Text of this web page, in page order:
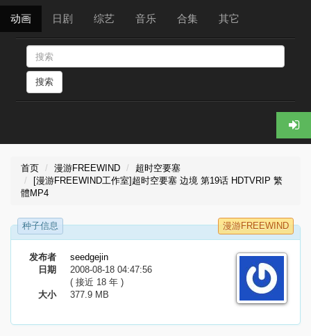
动画 日剧 综艺 音乐 合集 其它
搜索
首页 漫游FREEWIND
超时空要塞
[漫游FREEWIND工作室]超时空要塞 边境 第19话 HDTVRIP 繁
體MP4
种子信息 漫游FREEWIND
发布者
seedgejin
日期
2008-08-18 04:47:56
( 接近 18 年 )
大小
377.9 MB